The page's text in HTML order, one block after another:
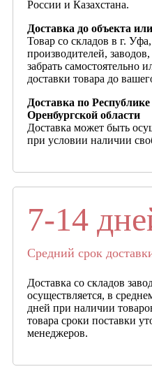
России и Казахстана.
Доставка до объекта
Товар со складов в г.
производителей,
забрать самостоятельно
доставки товара до
Доставка по
Оренбургской области
Доставка может быть
при условии наличии
7-14
Средний срок
Доставка со складов
осуществляется, в
дней при наличии
товара сроки поставки
менеджеров.